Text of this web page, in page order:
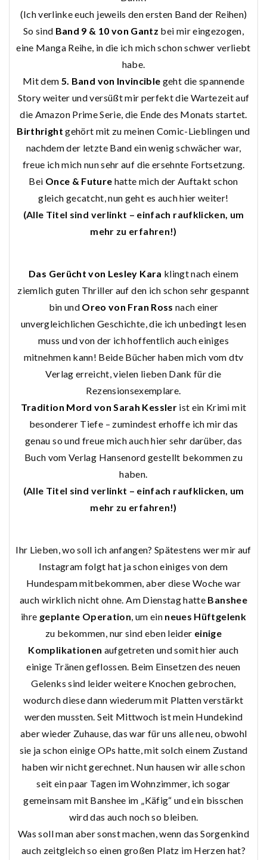
(Ich verlinke euch jeweils den ersten Band der Reihen)
So sind Band 9 & 10 von Gantz bei mir eingezogen,
eine Manga Reihe, in die ich mich schon schwer verliebt
habe.
Mit dem 5. Band von Invincible geht die spannende
Story weiter und versüßt mir perfekt die Wartezeit auf
die Amazon Prime Serie, die Ende des Monats startet.
Birthright gehört mit zu meinen Comic-Lieblingen und
nachdem der letzte Band ein wenig schwächer war,
freue ich mich nun sehr auf die ersehnte Fortsetzung.
Bei Once & Future hatte mich der Auftakt schon
gleich gecatcht, nun geht es auch hier weiter!
(Alle Titel sind verlinkt – einfach raufklicken, um
mehr zu erfahren!)
Das Gerücht von Lesley Kara klingt nach einem
ziemlich guten Thriller auf den ich schon sehr gespannt
bin und Oreo von Fran Ross nach einer
unvergleichlichen Geschichte, die ich unbedingt lesen
muss und von der ich hoffentlich auch einiges
mitnehmen kann! Beide Bücher haben mich vom dtv
Verlag erreicht, vielen lieben Dank für die
Rezensionsexemplare.
Tradition Mord von Sarah Kesslerist ein Krimi mit
besonderer Tiefe – zumindest erhoffe ich mir das
genau so und freue mich auch hier sehr darüber, das
Buch vom Verlag Hansenord gestellt bekommen zu
haben.
(Alle Titel sind verlinkt – einfach raufklicken, um
mehr zu erfahren!)
Ihr Lieben, wo soll ich anfangen? Spätestens wer mir auf
Instagram folgt hat ja schon einiges von dem
Hundespam mitbekommen, aber diese Woche war
auch wirklich nicht ohne. Am Dienstag hatte Banshee
ihre geplante Operation , um ein neues Hüftgelenk
zu bekommen, nur sind eben leider einige
Komplikationen aufgetreten und somit hier auch
einige Tränen geflossen. Beim Einsetzen des neuen
Gelenks sind leider weitere Knochen gebrochen,
wodurch diese dann wiederum mit Platten verstärkt
werden mussten. Seit Mittwoch ist mein Hundekind
aber wieder Zuhause, das war für uns alle neu, obwohl
sie ja schon einige OPs hatte, mit solch einem Zustand
haben wir nicht gerechnet. Nun hausen wir alle schon
seit ein paar Tagen im Wohnzimmer, ich sogar
gemeinsam mit Banshee im „Käfig“ und ein bisschen
wird das auch noch so bleiben.
Was soll man aber sonst machen, wenn das Sorgenkind
auch zeitgleich so einen großen Platz im Herzen hat?